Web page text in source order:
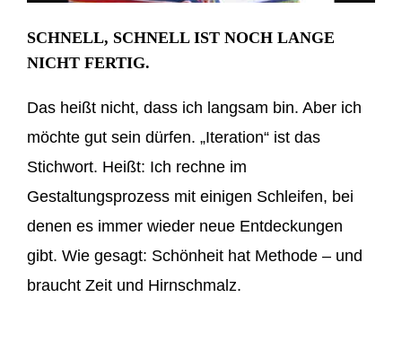
SCHNELL, SCHNELL IST NOCH LANGE
NICHT FERTIG.
Das heißt nicht, dass ich langsam bin. Aber ich
möchte gut sein dürfen. „Iteration“ ist das
Stichwort. Heißt: Ich rechne im
Gestaltungsprozess mit einigen Schleifen, bei
denen es immer wieder neue Entdeckungen
gibt. Wie gesagt: Schönheit hat Methode – und
braucht Zeit und Hirnschmalz.